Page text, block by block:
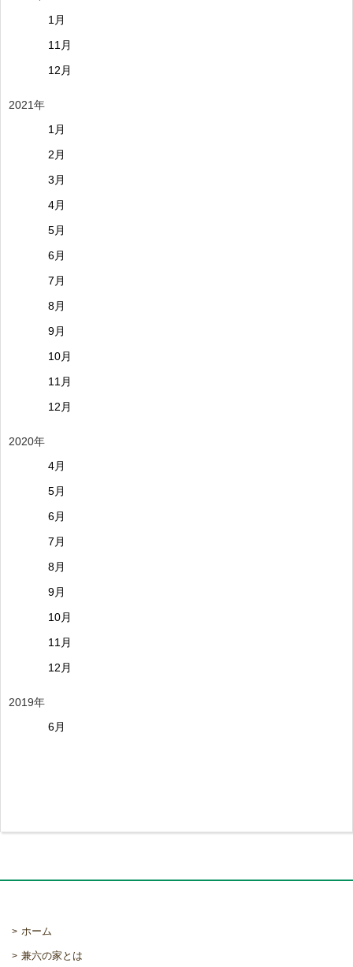
1月
11月
12月
2021年
1月
2月
3月
4月
5月
6月
7月
8月
9月
10月
11月
12月
2020年
4月
5月
6月
7月
8月
9月
10月
11月
12月
2019年
6月
ホーム
兼六の家とは